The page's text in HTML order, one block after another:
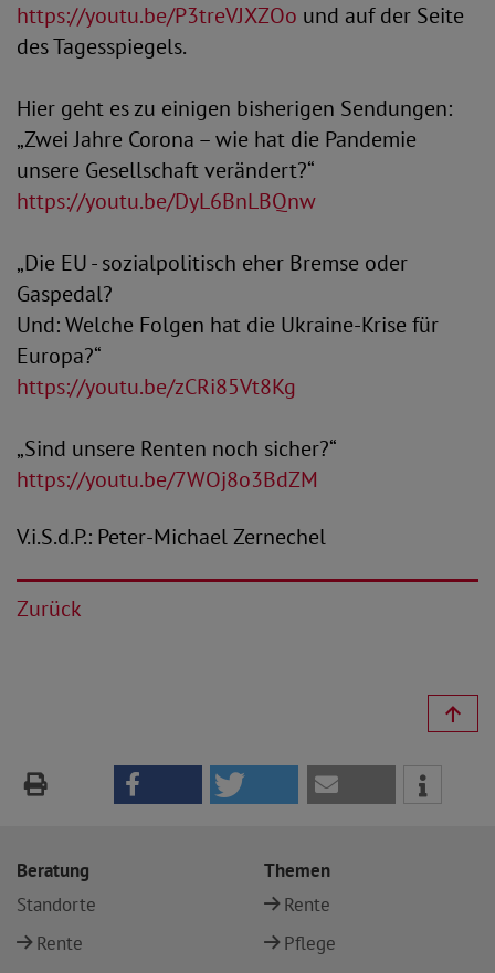
https://youtu.be/P3treVJXZOo und auf der Seite
des Tagesspiegels.
Hier geht es zu einigen bisherigen Sendungen:
„Zwei Jahre Corona – wie hat die Pandemie
unsere Gesellschaft verändert?“
https://youtu.be/DyL6BnLBQnw
„Die EU - sozialpolitisch eher Bremse oder
Gaspedal?
Und: Welche Folgen hat die Ukraine-Krise für
Europa?“
https://youtu.be/zCRi85Vt8Kg
„Sind unsere Renten noch sicher?“
https://youtu.be/7WOj8o3BdZM
V.i.S.d.P.: Peter-Michael Zernechel
Zurück
Beratung
Standorte
Rente
Themen
Rente
Pflege